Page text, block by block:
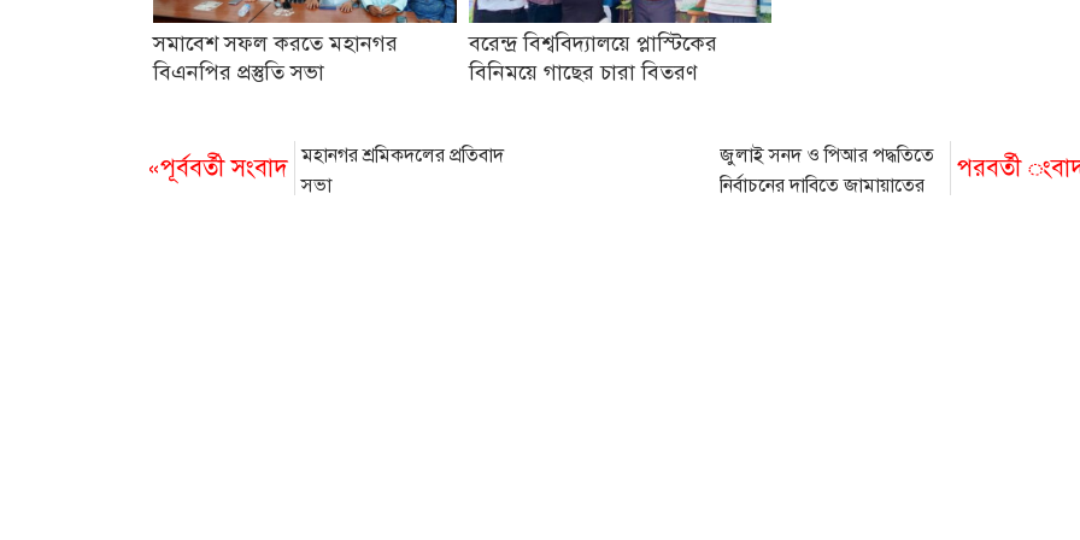
সমাবেশ সফল করতে মহানগর
বিএনপির প্রস্তুতি সভা
বরেন্দ্র বিশ্ববিদ্যালয়ে প্লাস্টিকের
বিনিময়ে গাছের চারা বিতরণ
«পূর্ববর্তী সংবাদ মহানগর শ্রমিকদলের প্রতিবাদ
সভা
পরবর্তী
জুলাই সনদ ও পিআর পদ্ধতিতে
নির্বাচনের দাবিতে জামায়াতের